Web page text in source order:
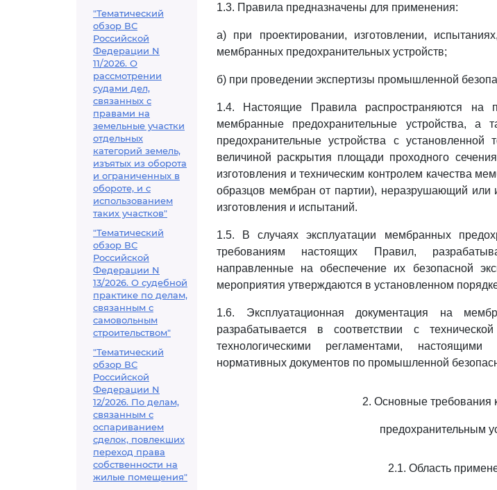
"Тематический
обзор ВС
Российской
Федерации N
11/2026. О
рассмотрении
судами дел,
связанных с
правами на
земельные участки
отдельных
категорий земель,
изъятых из оборота
и ограниченных в
обороте, и с
использованием
таких участков"
"Тематический
обзор ВС
Российской
Федерации N
13/2026. О судебной
практике по делам,
связанным с
самовольным
строительством"
"Тематический
обзор ВС
Российской
Федерации N
12/2026. По делам,
связанным с
оспариванием
сделок, повлекших
переход права
собственности на
жилые помещения"
1.3. Правила предназначены для применения:
а) при проектировании, изготовлении,
мембранных предохранительных устройств;
б) при проведении экспертизы промышленной
1.4. Настоящие Правила распространяются на
мембранные предохранительные устройства, а
предохранительные устройства с
величиной раскрытия площади проходного
изготовления и техническим контролем качества
образцов мембран от партии), неразрушающий или
изготовления и испытаний.
1.5. В случаях эксплуатации мембранных
требованиям настоящих Правил,
направленные на обеспечение их безопасной
мероприятия утверждаются в установленном
1.6. Эксплуатационная документация на
разрабатывается в соответствии с технической
технологическими регламентами,
нормативных документов по промышленной
2. Основные
предохранительным
2.1. Область